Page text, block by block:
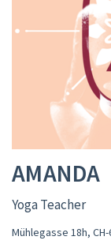
AMANDA
Yoga Teacher
Mühlegasse 18h, CH-